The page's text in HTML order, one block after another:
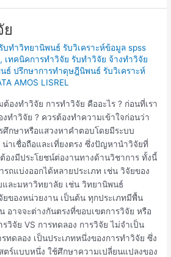
ย
บทำวิทยานิพนธ์ รับวิเคราะห์ข้อมูล spss
, เทคนิคการทำวิจัย รับทำวิจัย จ้างทำวิจัย
ธ์ ปรึกษาการทำดุษฎีนิพนธ์ รับวิเคราะห์
AMOS LISREL
องทำวิจัย การทำวิจัย คืออะไร ? ก่อนที่เรา
ทำวิจัย ? ควรต้องทำความเข้าใจก่อนว่า
ศึกษาหรือแสวงหาคำตอบโดยมีระบบ
าเชื่อถือและเที่ยงตรง ซึ่งปัญหานำวิจัยที่
งมีประโยชน์ต่องานทางด้านวิชาการ ทั้งนี้
ถแบ่งออกได้หลายประเภท เช่น วิจัยของ
ละมหาวิทยาลัย เช่น วิทยานิพนธ์
ของหน่วยงาน เป็นต้น ทุกประเภทมีพื้น
อาจจะต่างกันตรงที่ขอบเขตการวิจัย หรือ
รวิจัย VS การทดลอง การวิจัย ไม่จำเป็น
ทดลอง เป็นประเภทหนึ่งของการทำวิจัย ซึ่ง
ตร์แบบหนึ่ง ใช้ศึกษาความเปลี่ยนแปลงของ